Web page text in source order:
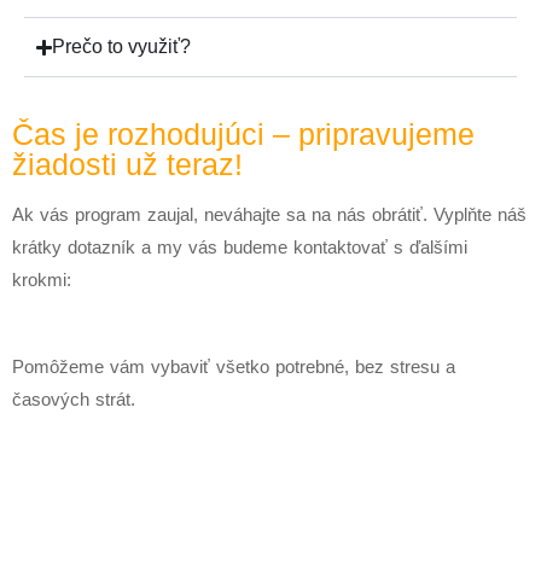
Prečo to využiť?
Čas je rozhodujúci – pripravujeme
žiadosti už teraz!
Ak vás program zaujal, neváhajte sa na nás obrátiť. Vyplňte náš
krátky dotazník a my vás budeme kontaktovať s ďalšími
krokmi:
Pomôžeme vám vybaviť všetko potrebné, bez stresu a
časových strát.